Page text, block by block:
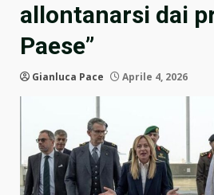
allontanarsi dai
Paese”
Gianluca Pace Aprile 4, 2026